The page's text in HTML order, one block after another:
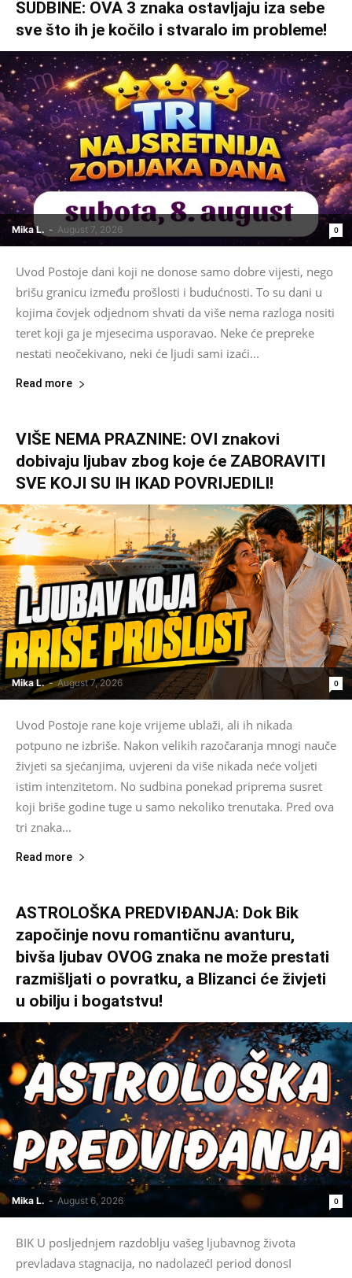
SUDBINE: OVA 3 znaka ostavljaju iza sebe
sve što ih je kočilo i stvaralo im probleme!
Mika L. - August 7, 2026 0
Uvod Postoje dani koji ne donose samo dobre vijesti, nego
brišu granicu između prošlosti i budućnosti. To su dani u
kojima čovjek odjednom shvati da više nema razloga nositi
teret koji ga je mjesecima usporavao. Neke će prepreke
nestati neočekivano, neki će ljudi sami izaći...
Read more
VIŠE NEMA PRAZNINE: OVI znakovi
dobivaju ljubav zbog koje će ZABORAVITI
SVE KOJI SU IH IKAD POVRIJEDILI!
Mika L. - August 7, 2026 0
Uvod Postoje rane koje vrijeme ublaži, ali ih nikada
potpuno ne izbriše. Nakon velikih razočaranja mnogi nauče
živjeti sa sjećanjima, uvjereni da više nikada neće voljeti
istim intenzitetom. No sudbina ponekad priprema susret
koji briše godine tuge u samo nekoliko trenutaka. Pred ova
tri znaka...
Read more
ASTROLOŠKA PREDVIĐANJA: Dok Bik
započinje novu romantičnu avanturu,
bivša ljubav OVOG znaka ne može prestati
razmišljati o povratku, a Blizanci će živjeti
u obilju i bogatstvu!
Mika L. - August 6, 2026 0
BIK U posljednjem razdoblju vašeg ljubavnog života
prevladava stagnacija, no nadolazećI period donosI